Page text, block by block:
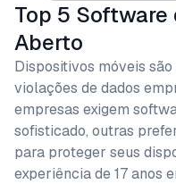
Top 5 Software
Aberto
Dispositivos móveis
violações de dados
empresas exigem
sofisticado, outras
para proteger seus
experiência de 17 anos